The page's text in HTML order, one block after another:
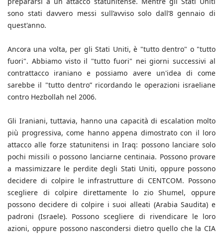
sono stati davvero messi sull’avviso solo dall’8 gennaio di
quest'anno.
Ancora una volta, per gli Stati Uniti, è "tutto dentro" o "tutto
fuori". Abbiamo visto il "tutto fuori" nei giorni successivi al
contrattacco iraniano e possiamo avere un'idea di come
sarebbe il "tutto dentro” ricordando le operazioni israeliane
contro Hezbollah nel 2006.
Gli Iraniani, tuttavia, hanno una capacità di escalation molto
più progressiva, come hanno appena dimostrato con il loro
attacco alle forze statunitensi in Iraq: possono lanciare solo
pochi missili o possono lanciarne centinaia. Possono provare
a massimizzare le perdite degli Stati Uniti, oppure possono
decidere di colpire le infrastrutture di CENTCOM. Possono
scegliere di colpire direttamente lo zio Shumel, oppure
possono decidere di colpire i suoi alleati (Arabia Saudita) e
padroni (Israele). Possono scegliere di rivendicare le loro
azioni, oppure possono nascondersi dietro quello che la CIA